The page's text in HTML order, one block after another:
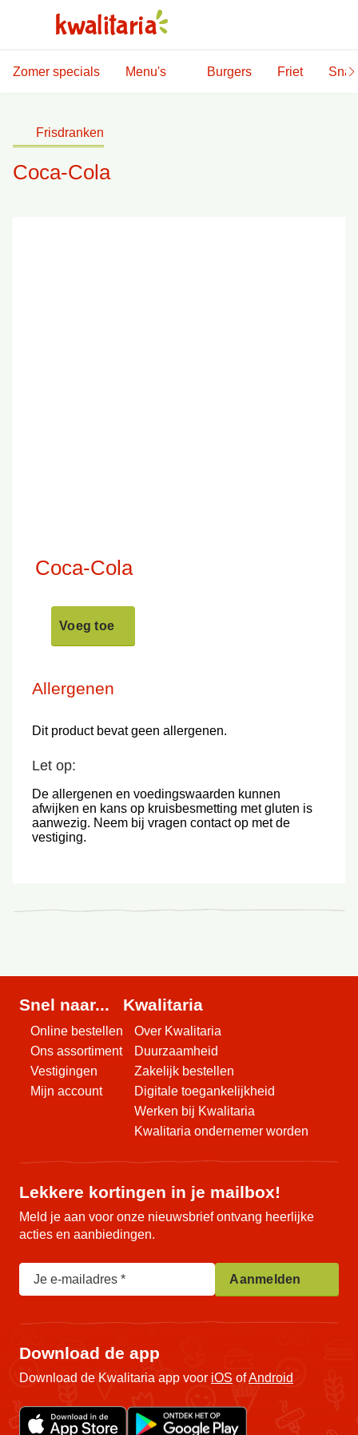
Zomer specials Menu's Burgers Friet
Frisdranken
Coca-Cola
Coca-Cola
Voeg toe
Allergenen
Dit product bevat geen allergenen.
Let op:
De allergenen en voedingswaarden kunnen
afwijken en kans op kruisbesmetting met gluten is
aanwezig. Neem bij vragen contact op met de
vestiging.
Snel naar...
Online bestellen
Ons assortiment
Vestigingen
Mijn account
Kwalitaria
Over Kwalitaria
Duurzaamheid
Zakelijk bestellen
Digitale toegankelijkheid
Werken bij Kwalitaria
Kwalitaria ondernemer worden
Lekkere kortingen in je mailbox!
Meld je aan voor onze nieuwsbrief ontvang heerlijke
acties en aanbiedingen.
Je e-mailadres Aanmelden
Download de app
Download de Kwalitaria app voor iOS ofAndroid